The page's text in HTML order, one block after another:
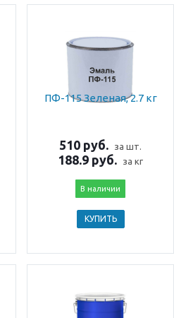
ПФ-115 Зеленая, 2.7 кг
510 руб. за шт.
188.9 руб. за кг
В наличии
КУПИТЬ